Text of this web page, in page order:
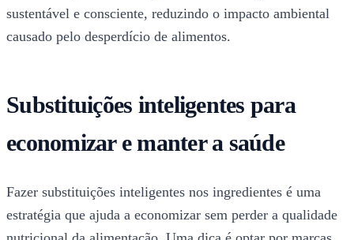
sustentável e consciente, reduzindo o impacto ambiental
causado pelo desperdício de alimentos.
Substituições inteligentes para
economizar e manter a saúde
Fazer substituições inteligentes nos ingredientes é uma
estratégia que ajuda a economizar sem perder a qualidade